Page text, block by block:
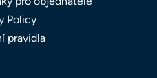
Policy
pravidla